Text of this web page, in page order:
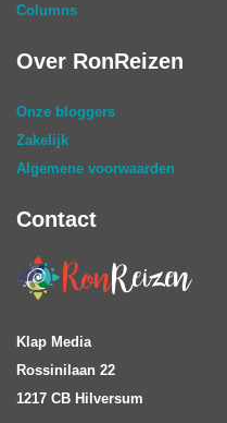
Columns
Over RonReizen
Onze bloggers
Zakelijk
Algemene voorwaarden
Contact
Klap Media
Rossinilaan 22
1217 CB Hilversum